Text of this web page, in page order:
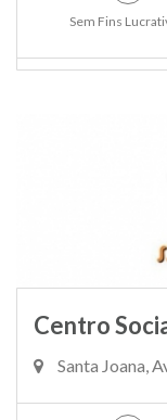
Sem Fins
Centro
Santa Joana,